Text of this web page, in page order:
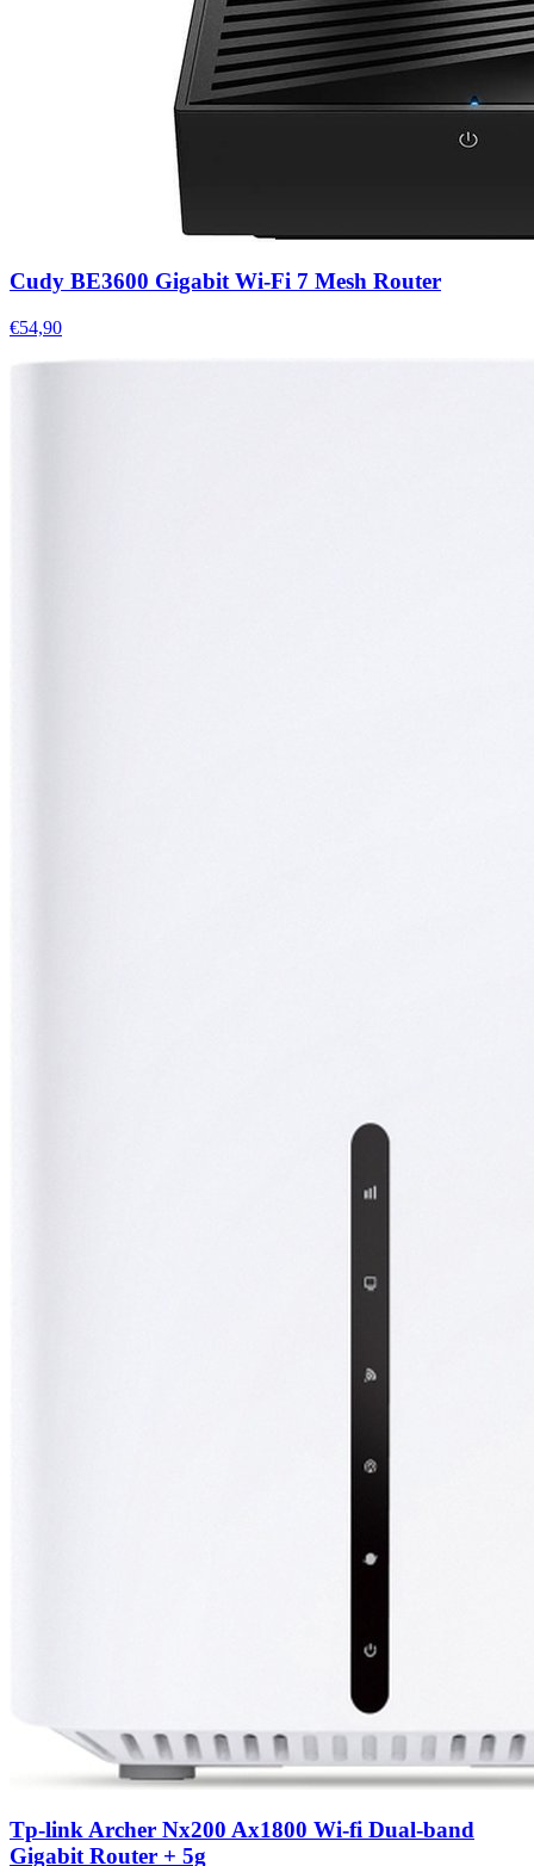
Cudy BE3600 Gigabit Wi-Fi 7 Mesh Router
€54,90
Tp-link Archer Nx200 Ax1800 Wi-fi Dual-band
Gigabit Router + 5g